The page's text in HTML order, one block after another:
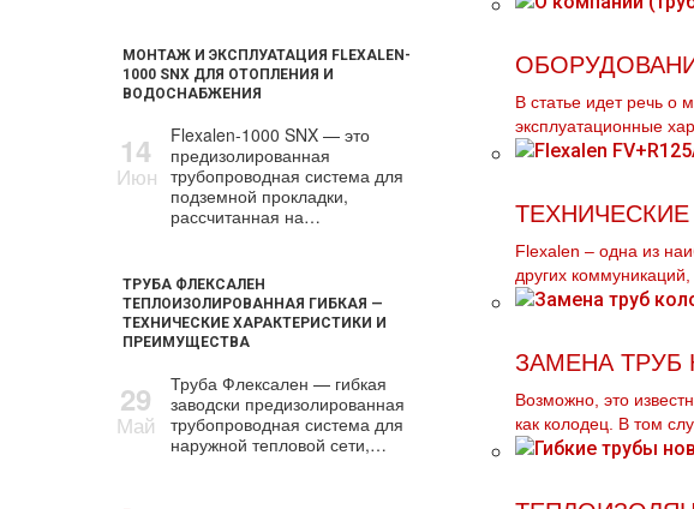
МОНТАЖ И ЭКСПЛУАТАЦИЯ FLEXALEN-
1000 SNX ДЛЯ ОТОПЛЕНИЯ И
ВОДОСНАБЖЕНИЯ
14
Июн
Flexalen-1000 SNX — это
предизолированная
трубопроводная система для
подземной прокладки,
рассчитанная на…
ТРУБА ФЛЕКСАЛЕН
ТЕПЛОИЗОЛИРОВАННАЯ ГИБКАЯ —
ТЕХНИЧЕСКИЕ ХАРАКТЕРИСТИКИ И
ПРЕИМУЩЕСТВА
29
Май
Труба Флексален — гибкая
заводски предизолированная
трубопроводная система для
наружной тепловой сети,…
В статье идет речь о
эксплуатационные
ТЕХНИЧЕСКИЕ
Flехalеn – одна из
других коммуникаций,
ЗАМЕНА ТРУБ
Возможно, это
как колодец. В том